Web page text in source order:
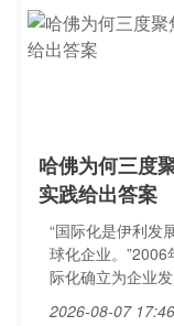
哈佛为何三度
实践给出答案
“国际化是伊利发
球化企业。
际化确立为企业
2026-08-07